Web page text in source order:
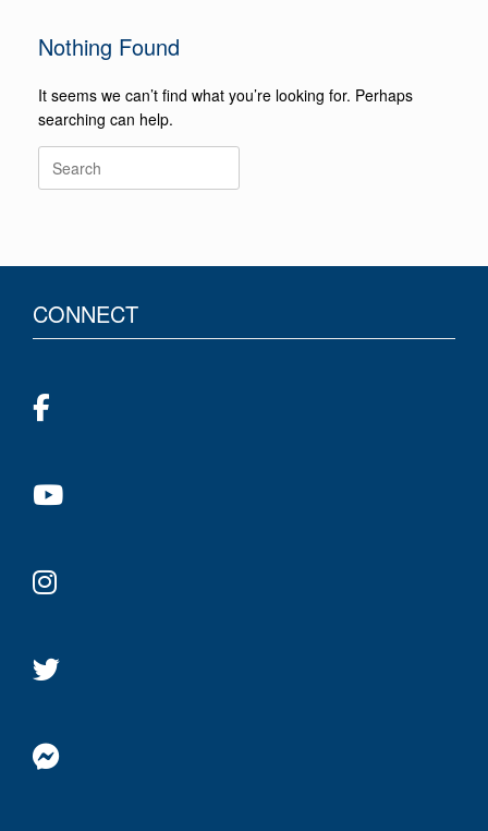
Nothing Found
It seems we can’t find what you’re looking for. Perhaps
searching can help.
CONNECT